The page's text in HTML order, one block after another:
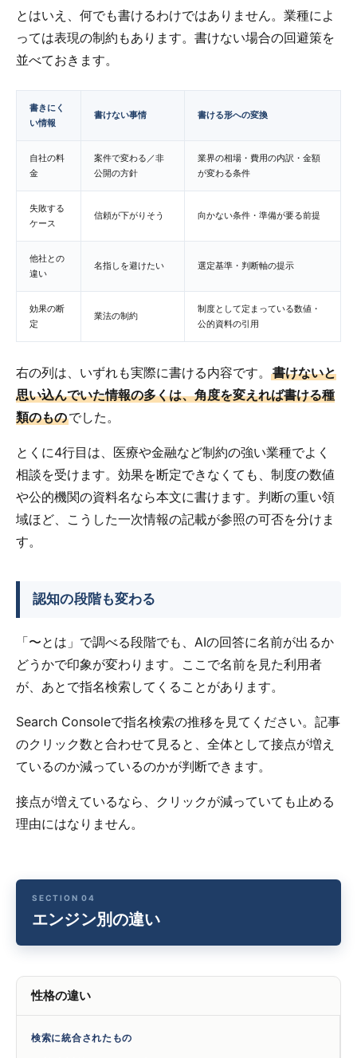
とはいえ、何でも書けるわけではありません。業種によ
っては表現の制約もあります。書けない場合の回避策を
並べておきます。
書きにく
い情報
書けない事情 書ける形への変換
自社の料
金
案件で変わる／非
公開の方針
業界の相場・費用の内訳・金額
が変わる条件
失敗する
ケース
信頼が下がりそう 向かない条件・準備が要る前提
他社との
違い
名指しを避けたい 選定基準・判断軸の提示
効果の断
定
業法の制約
制度として定まっている数値・
公的資料の引用
右の列は、いずれも実際に書ける内容です。 書けないと
思い込んでいた情報の多くは、角度を変えれば書ける種
類のものでした。
とくに4行目は、医療や金融など制約の強い業種でよく
相談を受けます。効果を断定できなくても、制度の数値
や公的機関の資料名なら本文に書けます。判断の重い領
域ほど、こうした一次情報の記載が参照の可否を分けま
す。
認知の段階も変わる
「〜とは」で調べる段階でも、AIの回答に名前が出るか
どうかで印象が変わります。ここで名前を見た利用者
が、あとで指名検索してくることがあります。
Search Consoleで指名検索の推移を見てください。記事
のクリック数と合わせて見ると、全体として接点が増え
ているのか減っているのかが判断できます。
接点が増えているなら、クリックが減っていても止める
理由にはなりません。
エンジン別の違い
性格の違い
検索に統合されたもの